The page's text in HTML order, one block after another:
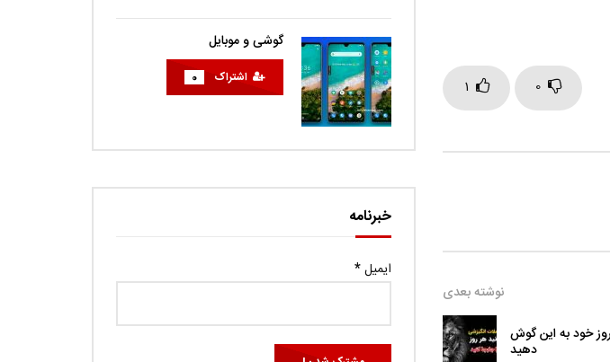
1 0
نوشته بعدی
خود به این گوش
دهید
گوشی و موبایل
اشتراک 0
خبرنامه
ایمیل*